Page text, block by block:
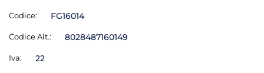
Codice: FG16014
Codice Alt.: 8028487160149
Iva: 22